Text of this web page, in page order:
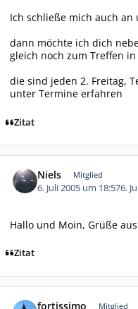
Ich schließe mich auch an
dann möchte ich dich
gleich noch zum Treffen
die sind jeden 2. Freitag,
unter Termine erfahren
Zitat
Niels Mitglied
6. Juli 2005 um 18:576.
Hallo und Moin, Grüße aus
Zitat
fortissimo Mitglied